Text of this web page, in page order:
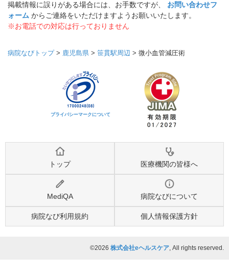
掲載情報に誤りがある場合には、お手数ですが、 お問い合わせフ
ォーム からご連絡をいただけますようお願いいたします。
※お電話での対応は行っておりません
病院なびトップ> 鹿児島県 > 笹貫駅周辺 > 微小血管減圧術
プライバシーマークについて
トップ 医療機関の皆様へ
MediQA 病院なびについて
病院なび利用規約 個人情報保護方針
©2026 株式会社eヘルスケア, All rights reserved.